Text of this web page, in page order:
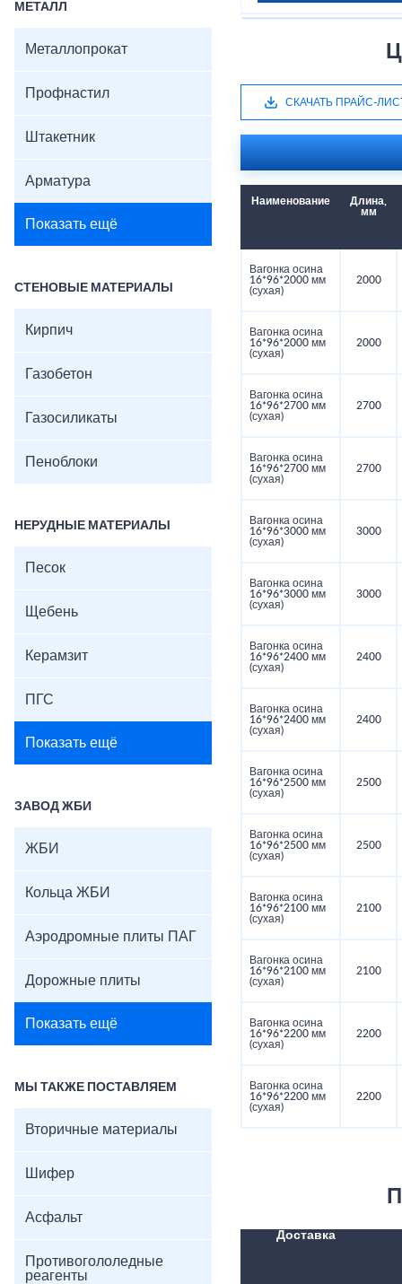
МЕТАЛЛ
Металлопрокат
Профнастил
Штакетник
Арматура
Показать ещё
СТЕНОВЫЕ МАТЕРИАЛЫ
Кирпич
Газобетон
Газосиликаты
Пеноблоки
НЕРУДНЫЕ МАТЕРИАЛЫ
Песок
Щебень
Керамзит
ПГС
Показать ещё
ЗАВОД ЖБИ
ЖБИ
Кольца ЖБИ
Аэродромные плиты ПАГ
Дорожные плиты
Показать ещё
МЫ ТАКЖЕ ПОСТАВЛЯЕМ
Вторичные материалы
Шифер
Асфальт
Противогололедные
реагенты
СКАЧАТЬ ПРАЙС-
Наименование
Длина,
мм
Вагонка осина
16*96*2000 мм
(сухая)
2000
Вагонка осина
16*96*2000 мм
(сухая)
2000
Вагонка осина
16*96*2700 мм
(сухая)
2700
Вагонка осина
16*96*2700 мм
(сухая)
2700
Вагонка осина
16*96*3000 мм
(сухая)
3000
Вагонка осина
16*96*3000 мм
(сухая)
3000
Вагонка осина
16*96*2400 мм
(сухая)
2400
Вагонка осина
16*96*2400 мм
(сухая)
2400
Вагонка осина
16*96*2500 мм
(сухая)
2500
Вагонка осина
16*96*2500 мм
(сухая)
2500
Вагонка осина
16*96*2100 мм
(сухая)
2100
Вагонка осина
16*96*2100 мм
(сухая)
2100
Вагонка осина
16*96*2200 мм
(сухая)
2200
Вагонка осина
16*96*2200 мм
(сухая)
2200
Доставка